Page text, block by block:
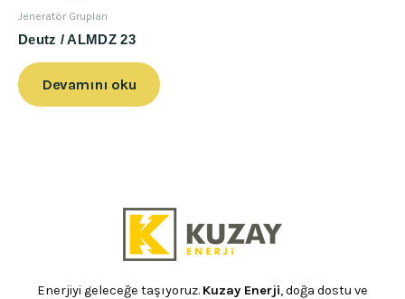
Jeneratör Grupları
Deutz / ALMDZ 23
Devamını oku
Enerjiyi geleceğe taşıyoruz. Kuzay Enerji, doğa dostu ve